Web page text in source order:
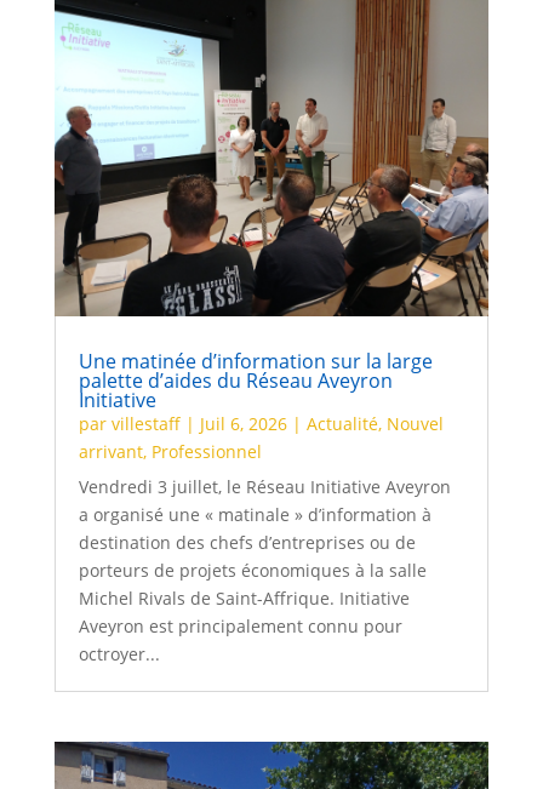
Une matinée d’information sur la large
palette d’aides du Réseau Aveyron
Initiative
par villestaff| Juil 6, 2026| Actualité, Nouvel
arrivant, Professionnel
Vendredi 3 juillet, le Réseau Initiative Aveyron
a organisé une « matinale » d’information à
destination des chefs d’entreprises ou de
porteurs de projets économiques à la salle
Michel Rivals de Saint-Affrique. Initiative
Aveyron est principalement connu pour
octroyer...